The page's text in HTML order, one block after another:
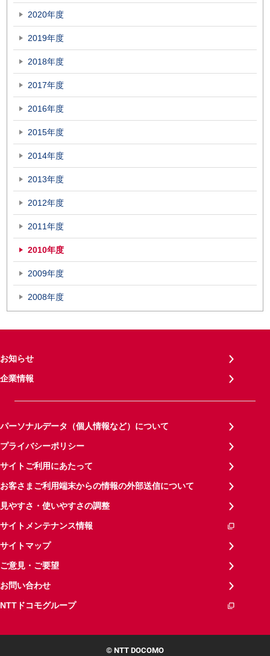
2020年度
2019年度
2018年度
2017年度
2016年度
2015年度
2014年度
2013年度
2012年度
2011年度
2010年度
2009年度
2008年度
お知らせ
企業情報
パーソナルデータ（個人情報など）について
プライバシーポリシー
サイトご利用にあたって
お客さまご利用端末からの情報の外部送信について
見やすさ・使いやすさの調整
サイトメンテナンス情報
サイトマップ
ご意見・ご要望
お問い合わせ
NTTドコモグループ
© NTT DOCOMO